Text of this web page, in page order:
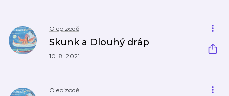
O epizodě
Skunk a Dlouhý dráp
10. 8. 2021
O epizodě